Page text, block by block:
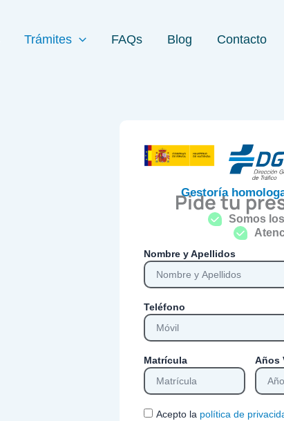
Trámites FAQs Blog Contacto
Gestoría
Pide tu
Somos
Nombre y Apellidos
Teléfono
Matrícula Años
Acepto la política de